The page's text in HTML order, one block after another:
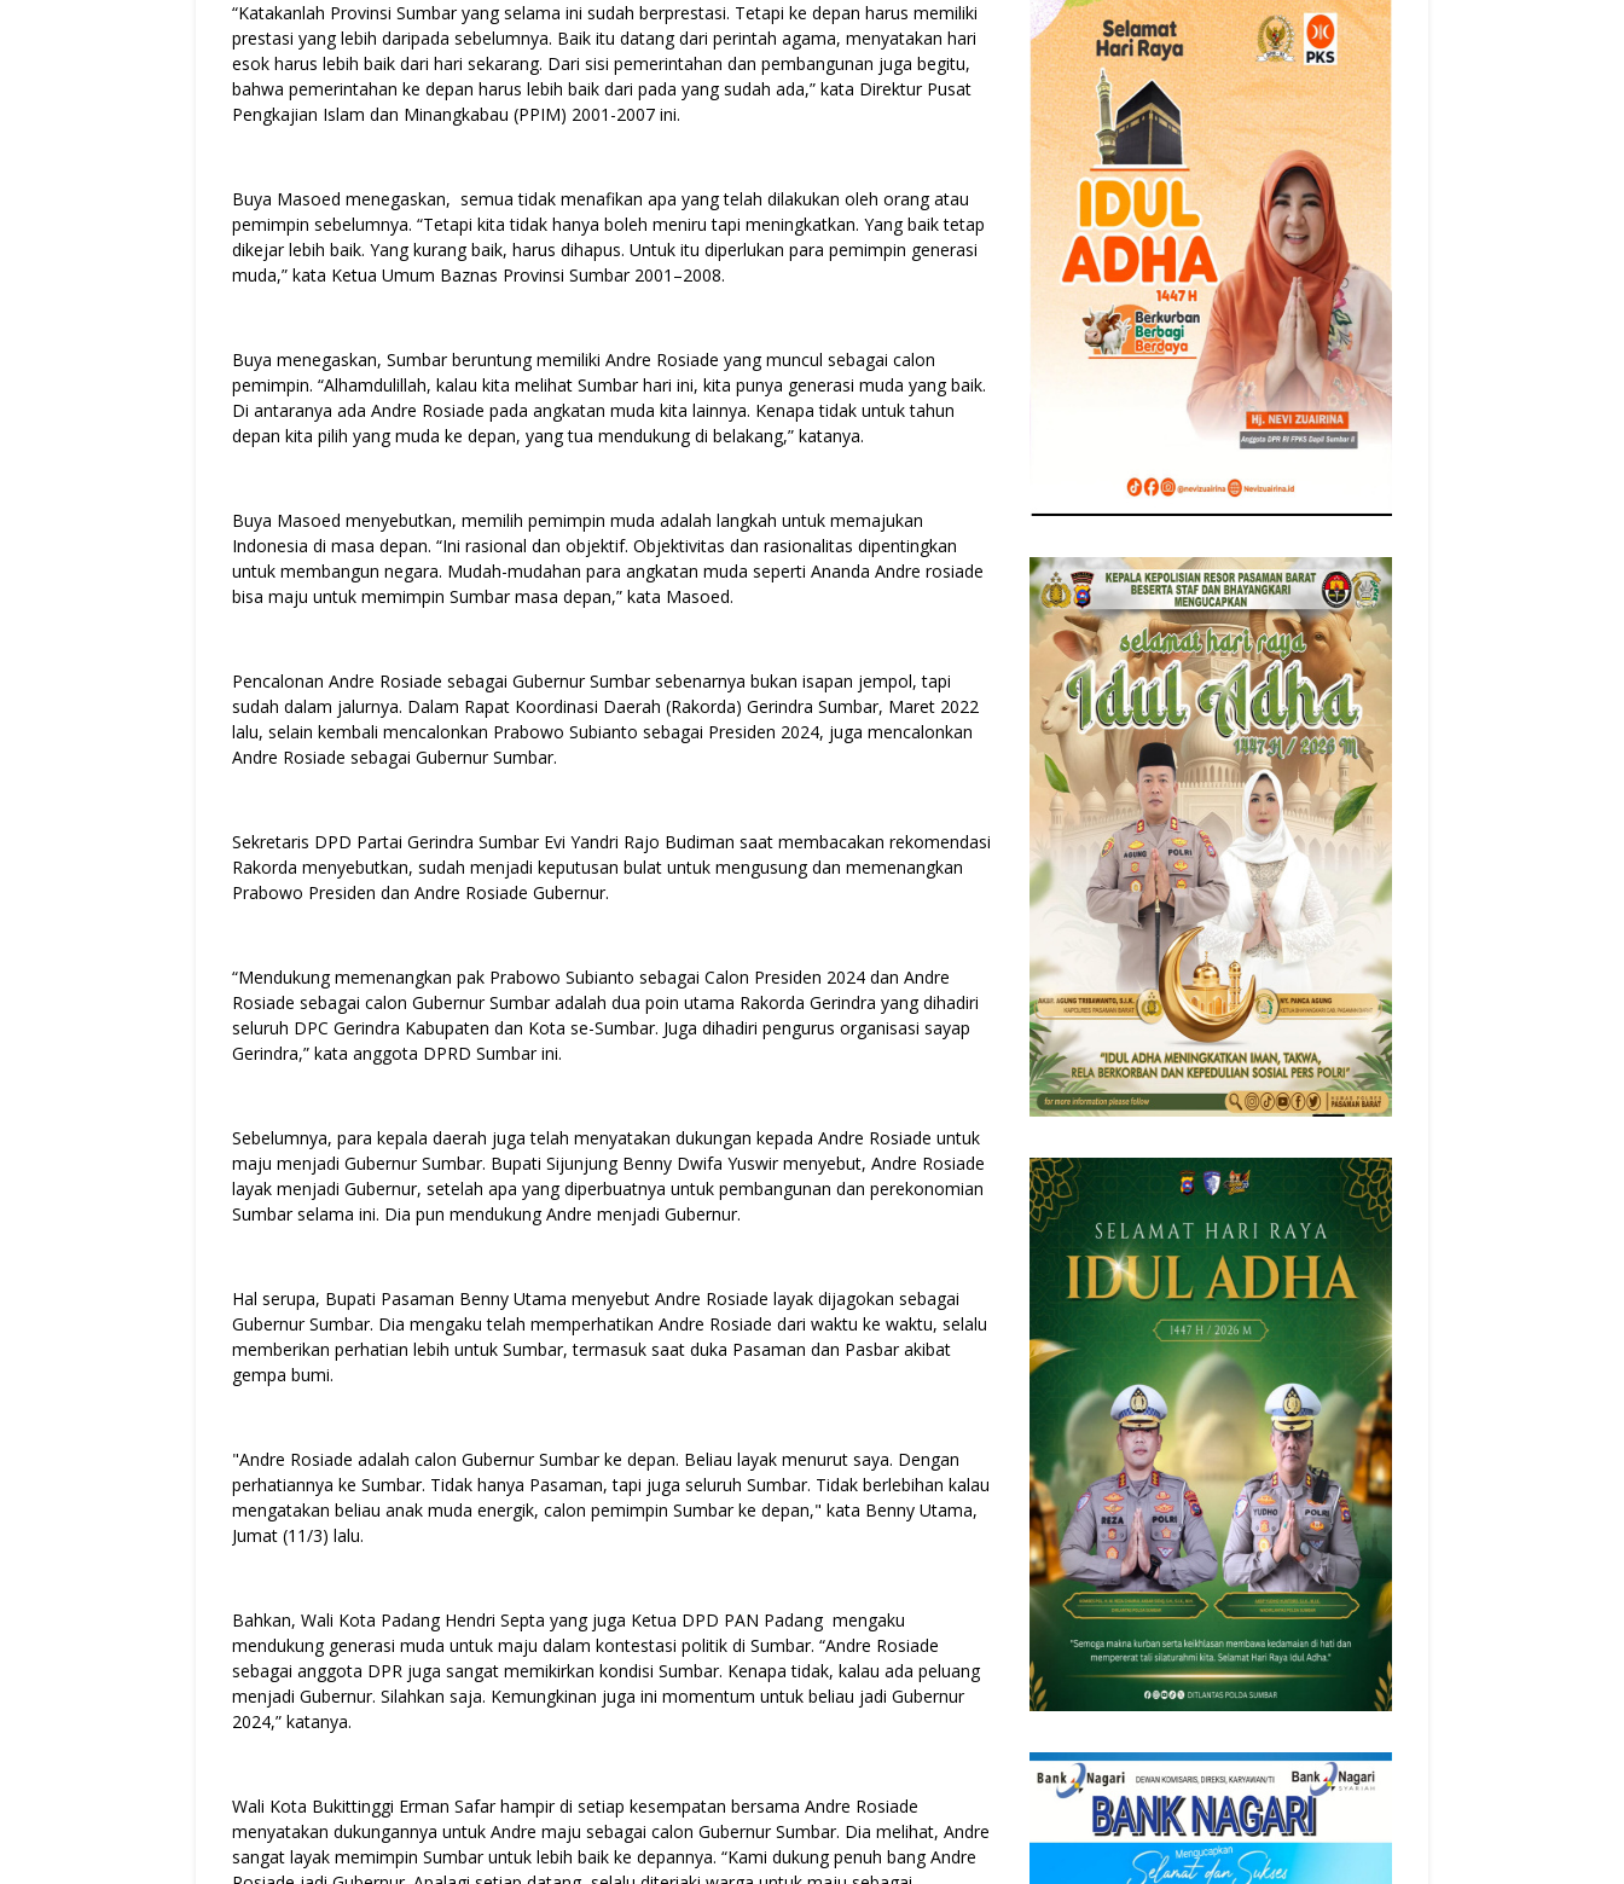
“Katakanlah Provinsi Sumbar yang selama ini sudah berprestasi. Tetapi ke depan harus memiliki
prestasi yang lebih daripada sebelumnya. Baik itu datang dari perintah agama, menyatakan hari
esok harus lebih baik dari hari sekarang. Dari sisi pemerintahan dan pembangunan juga begitu,
bahwa pemerintahan ke depan harus lebih baik dari pada yang sudah ada,” kata Direktur Pusat
Pengkajian Islam dan Minangkabau (PPIM) 2001-2007 ini.
Buya Masoed menegaskan, semua tidak menafikan apa yang telah dilakukan oleh orang atau
pemimpin sebelumnya. “Tetapi kita tidak hanya boleh meniru tapi meningkatkan. Yang baik tetap
dikejar lebih baik. Yang kurang baik, harus dihapus. Untuk itu diperlukan para pemimpin generasi
muda,” kata Ketua Umum Baznas Provinsi Sumbar 2001–2008.
Buya menegaskan, Sumbar beruntung memiliki Andre Rosiade yang muncul sebagai calon
pemimpin. “Alhamdulillah, kalau kita melihat Sumbar hari ini, kita punya generasi muda yang baik.
Di antaranya ada Andre Rosiade pada angkatan muda kita lainnya. Kenapa tidak untuk tahun
depan kita pilih yang muda ke depan, yang tua mendukung di belakang,” katanya.
Buya Masoed menyebutkan, memilih pemimpin muda adalah langkah untuk memajukan
Indonesia di masa depan. “Ini rasional dan objektif. Objektivitas dan rasionalitas dipentingkan
untuk membangun negara. Mudah-mudahan para angkatan muda seperti Ananda Andre rosiade
bisa maju untuk memimpin Sumbar masa depan,” kata Masoed.
Pencalonan Andre Rosiade sebagai Gubernur Sumbar sebenarnya bukan isapan jempol, tapi
sudah dalam jalurnya. Dalam Rapat Koordinasi Daerah (Rakorda) Gerindra Sumbar, Maret 2022
lalu, selain kembali mencalonkan Prabowo Subianto sebagai Presiden 2024, juga mencalonkan
Andre Rosiade sebagai Gubernur Sumbar.
Sekretaris DPD Partai Gerindra Sumbar Evi Yandri Rajo Budiman saat membacakan rekomendasi
Rakorda menyebutkan, sudah menjadi keputusan bulat untuk mengusung dan memenangkan
Prabowo Presiden dan Andre Rosiade Gubernur.
“Mendukung memenangkan pak Prabowo Subianto sebagai Calon Presiden 2024 dan Andre
Rosiade sebagai calon Gubernur Sumbar adalah dua poin utama Rakorda Gerindra yang dihadiri
seluruh DPC Gerindra Kabupaten dan Kota se-Sumbar. Juga dihadiri pengurus organisasi sayap
Gerindra,” kata anggota DPRD Sumbar ini.
Sebelumnya, para kepala daerah juga telah menyatakan dukungan kepada Andre Rosiade untuk
maju menjadi Gubernur Sumbar. Bupati Sijunjung Benny Dwifa Yuswir menyebut, Andre Rosiade
layak menjadi Gubernur, setelah apa yang diperbuatnya untuk pembangunan dan perekonomian
Sumbar selama ini. Dia pun mendukung Andre menjadi Gubernur.
Hal serupa, Bupati Pasaman Benny Utama menyebut Andre Rosiade layak dijagokan sebagai
Gubernur Sumbar. Dia mengaku telah memperhatikan Andre Rosiade dari waktu ke waktu, selalu
memberikan perhatian lebih untuk Sumbar, termasuk saat duka Pasaman dan Pasbar akibat
gempa bumi.
"Andre Rosiade adalah calon Gubernur Sumbar ke depan. Beliau layak menurut saya. Dengan
perhatiannya ke Sumbar. Tidak hanya Pasaman, tapi juga seluruh Sumbar. Tidak berlebihan kalau
mengatakan beliau anak muda energik, calon pemimpin Sumbar ke depan," kata Benny Utama,
Jumat (11/3) lalu.
Bahkan, Wali Kota Padang Hendri Septa yang juga Ketua DPD PAN Padang mengaku
mendukung generasi muda untuk maju dalam kontestasi politik di Sumbar. “Andre Rosiade
sebagai anggota DPR juga sangat memikirkan kondisi Sumbar. Kenapa tidak, kalau ada peluang
menjadi Gubernur. Silahkan saja. Kemungkinan juga ini momentum untuk beliau jadi Gubernur
2024,” katanya.
Wali Kota Bukittinggi Erman Safar hampir di setiap kesempatan bersama Andre Rosiade
menyatakan dukungannya untuk Andre maju sebagai calon Gubernur Sumbar. Dia melihat, Andre
sangat layak memimpin Sumbar untuk lebih baik ke depan­nya. “Kami dukung penuh bang Andre